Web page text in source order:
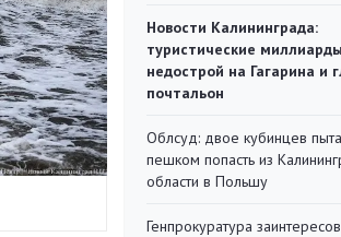
Новости Калининграда:
туристические
недострой на Гагарина и
почтальон
Облсуд: двое кубинцев
пешком попасть из
области в Польшу
Генпрокуратура